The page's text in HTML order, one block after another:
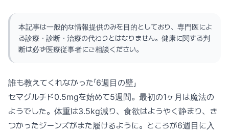
本記事は一般的な情報提供のみを目的としており、専門医によ
る診療・診断・治療の代わりとはなりません。健康に関する判
断は必ず医療従事者にご相談ください。
誰も教えてくれなかった「6週目の壁」
セマグルチド0.5mgを始めて5週間。最初の1ヶ月は魔法の
ようでした。体重は3.5kg減り、食欲はようやく静まり、き
つかったジーンズがまた履けるように。ところが6週目に入